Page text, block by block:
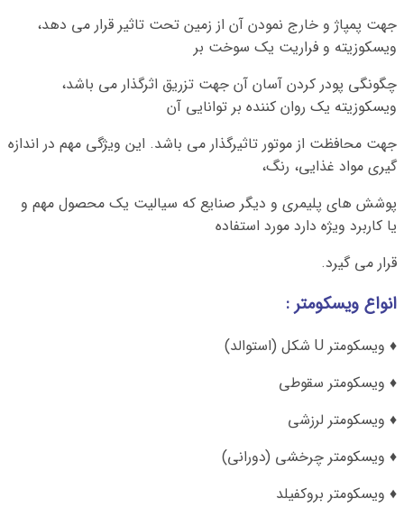
جهت پمپاژ و خارج نمودن آن از زمین تحت تاثیر قرار می دهد،
ویسکوزیته و فراریت یک سوخت بر
چگونگی پودر کردن آسان آن جهت تزریق اثرگذار می باشد،
ویسکوزیته یک روان کننده بر توانایی آن
جهت محافظت از موتور تاثیرگذار می باشد. این ویژگی مهم در اندازه
گیری مواد غذایی، رنگ،
پوشش های پلیمری و دیگر صنایع که سیالیت یک محصول مهم و
یا کاربرد ویژه دارد مورد استفاده
قرار می گیرد.
انواع ویسکومتر :
♦ ویسکومتر U شکل (استوالد)
♦ ویسکومتر سقوطی
♦ ویسکومتر لرزشی
♦ ویسکومتر چرخشی (دورانی)
♦ ویسکومتر بروکفیلد